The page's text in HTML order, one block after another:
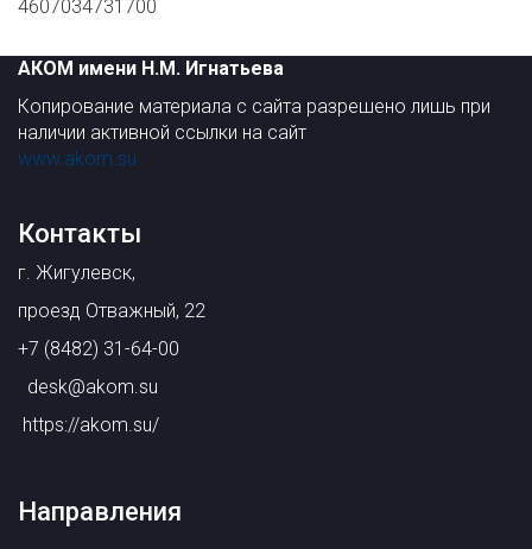
4607034731700
АКОМ имени Н.М. Игнатьева
Копирование материала с сайта разрешено лишь при
наличии активной ссылки на сайт
www.akom.su
Контакты
г. Жигулевск,
проезд Отважный, 22
+7 (8482) 31-64-00
desk@akom.su
https://akom.su/
Направления